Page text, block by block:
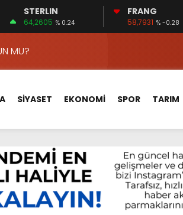
STERLIN
64,2605 % 0.24
FRANG
58,7931 % -0.28
MU?
KONUŞULDU
KONUŞTUK
İÇİN SAHADA
ÖNLEMEK İÇİN GÖRÜŞTÜLER…
40 BİN LİRA OLMASINI İSTİYOR!
SİYASET EKONOMİ SPOR TARIM